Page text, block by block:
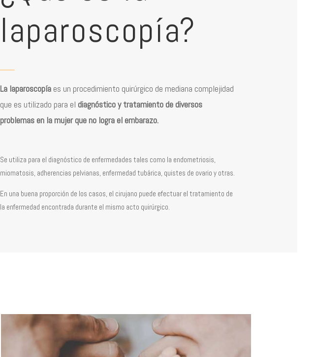
laparoscopía?
La laparoscopíaes un procedimiento quirúrgico de mediana complejidad
que es utilizado para el diagnóstico y tratamiento de diversos
problemas en la mujer que no logra el embarazo.
Se utiliza para el diagnóstico de enfermedades tales como la endometriosis,
miomatosis, adherencias pelvianas, enfermedad tubárica, quistes de ovario y otras.
En una buena proporción de los casos, el cirujano puede efectuar el tratamiento de
la enfermedad encontrada durante el mismo acto quirúrgico.